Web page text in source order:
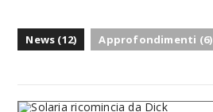
News (12) Approfondimenti (6)